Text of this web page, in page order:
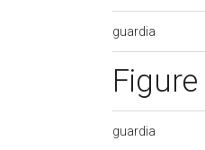
guardia
guardia